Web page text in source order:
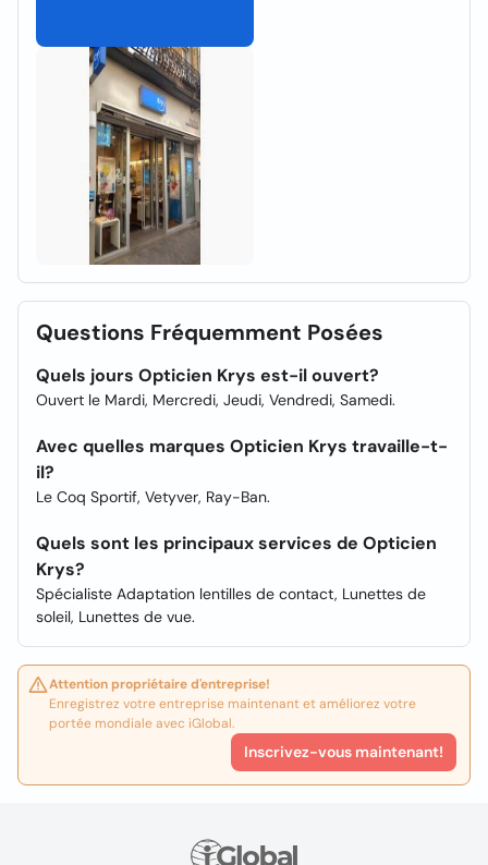
Questions Fréquemment Posées
Quels jours Opticien Krys est-il ouvert?
Ouvert le Mardi, Mercredi, Jeudi, Vendredi, Samedi.
Avec quelles marques Opticien Krys travaille-t-
il?
Le Coq Sportif, Vetyver, Ray-Ban.
Quels sont les principaux services de Opticien
Krys?
Spécialiste Adaptation lentilles de contact, Lunettes de
soleil, Lunettes de vue.
Attention propriétaire d'entreprise!
Enregistrez votre entreprise maintenant et améliorez votre
portée mondiale avec iGlobal.
Inscrivez-vous maintenant!